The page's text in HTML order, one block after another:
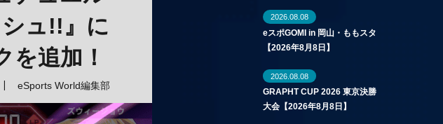
ュ!!』に
を追加！
eSports World編集部
2026.08.08
eスポGOMI in 岡山・ももスタ
【2026年8月8日】
2026.08.08
GRAPHT CUP 2026 東京決勝
大会【2026年8月8日】